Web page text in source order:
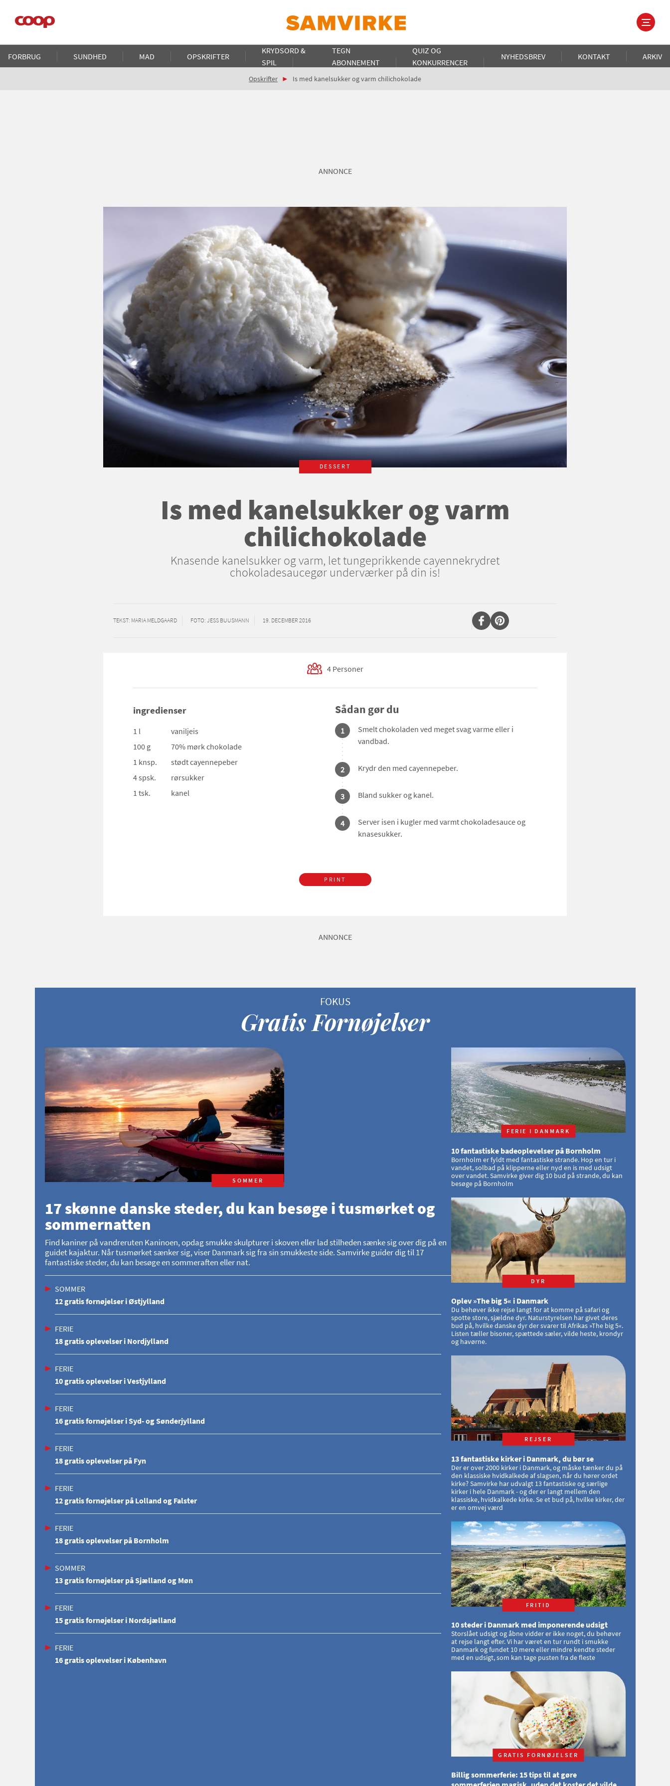
hovedindhold
Main
navigation
FORBRUG SUNDHED MAD OPSKRIFTER
KRYDSORD &
SPIL
TEGN
ABONNEMENT
QUIZ OG
KONKURRENCER
NYHEDSBREV KONTAKT ARKIV
Brødkrumme
Opskrifter Is med kanelsukker og varm chilichokolade
ANNONCE
DESSERT
Is med kanelsukker og varm
chilichokolade
Knasende kanelsukker og varm, let tungeprikkende cayennekrydret
chokoladesaucegør underværker på din is!
TEKST: MARIA MELDGAARD FOTO: JESS BUUSMANN 19. DECEMBER 2016
4 Personer
ingredienser
1 l
vaniljeis
100 g
70% mørk chokolade
1 knsp.
stødt cayennepeber
4 spsk.
rørsukker
1 tsk.
kanel
Sådan gør du
1
Smelt chokoladen ved meget svag varme eller i
vandbad.
2 Krydr den med cayennepeber.
3 Bland sukker og kanel.
4
Server isen i kugler med varmt chokoladesauce og
knasesukker.
PRINT
ANNONCE
Gratis Fornøjelser
SOMMER
17 skønne danske steder, du kan besøge i tusmørket og
sommernatten
Find kaniner på vandreruten Kaninoen, opdag smukke skulpturer i skoven eller lad stilheden sænke sig over dig på en
guidet kajaktur. Når tusmørket sænker sig, viser Danmark sig fra sin smukkeste side. Samvirke guider dig til 17
fantastiske steder, du kan besøge en sommeraften eller nat.
SOMMER
12 gratis fornøjelser i Østjylland
FERIE
18 gratis oplevelser i Nordjylland
FERIE
10 gratis oplevelser i Vestjylland
FERIE
16 gratis fornøjelser i Syd- og Sønderjylland
FERIE
18 gratis oplevelser på Fyn
FERIE
12 gratis fornøjelser på Lolland og Falster
FERIE
18 gratis oplevelser på Bornholm
SOMMER
13 gratis fornøjelser på Sjælland og Møn
FERIE
15 gratis fornøjelser i Nordsjælland
FERIE
16 gratis oplevelser i København
FERIE I DANMARK
10 fantastiske badeoplevelser på Bornholm
Bornholm er fyldt med fantastiske strande. Hop en tur i
vandet, solbad på klipperne eller nyd en is med udsigt
over vandet. Samvirke giver dig 10 bud på strande, du kan
besøge på Bornholm
DYR
Oplev »The big 5« i Danmark
Du behøver ikke rejse langt for at komme på safari og
spotte store, sjældne dyr. Naturstyrelsen har givet deres
bud på, hvilke danske dyr der svarer til Afrikas »The big 5«.
Listen tæller bisoner, spættede sæler, vilde heste, krondyr
og havørne.
REJSER
13 fantastiske kirker i Danmark, du bør se
Der er over 2000 kirker i Danmark, og måske tænker du på
den klassiske hvidkalkede af slagsen, når du hører ordet
kirke? Samvirke har udvalgt 13 fantastiske og særlige
kirker i hele Danmark - og der er langt mellem den
klassiske, hvidkalkede kirke. Se et bud på, hvilke kirker, der
er en omvej værd
FRITID
10 steder i Danmark med imponerende udsigt
Storslået udsigt og åbne vidder er ikke noget, du behøver
at rejse langt efter. Vi har været en tur rundt i smukke
Danmark og fundet 10 mere eller mindre kendte steder
med en udsigt, som kan tage pusten fra de fleste
GRATIS FORNØJELSER
Billig sommerferie: 15 tips til at gøre